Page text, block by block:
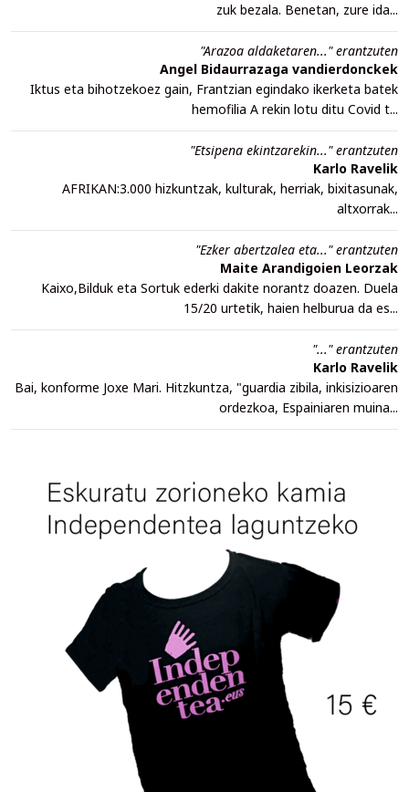
zuk bezala. Benetan, zure ida...
"Arazoa aldaketaren..." erantzuten
Angel Bidaurrazaga vandierdonckek
Iktus eta bihotzekoez gain, Frantzian egindako ikerketa batek
hemofilia A rekin lotu ditu Covid t...
"Etsipena ekintzarekin..." erantzuten
Karlo Ravelik
AFRIKAN:3.000 hizkuntzak, kulturak, herriak, bixitasunak,
altxorrak...
"Ezker abertzalea eta..." erantzuten
Maite Arandigoien Leorzak
Kaixo,Bilduk eta Sortuk ederki dakite norantz doazen. Duela
15/20 urtetik, haien helburua da es...
"..." erantzuten
Karlo Ravelik
Bai, konforme Joxe Mari. Hitzkuntza, "guardia zibila, inkisizioaren
ordezkoa, Espainiaren muina...